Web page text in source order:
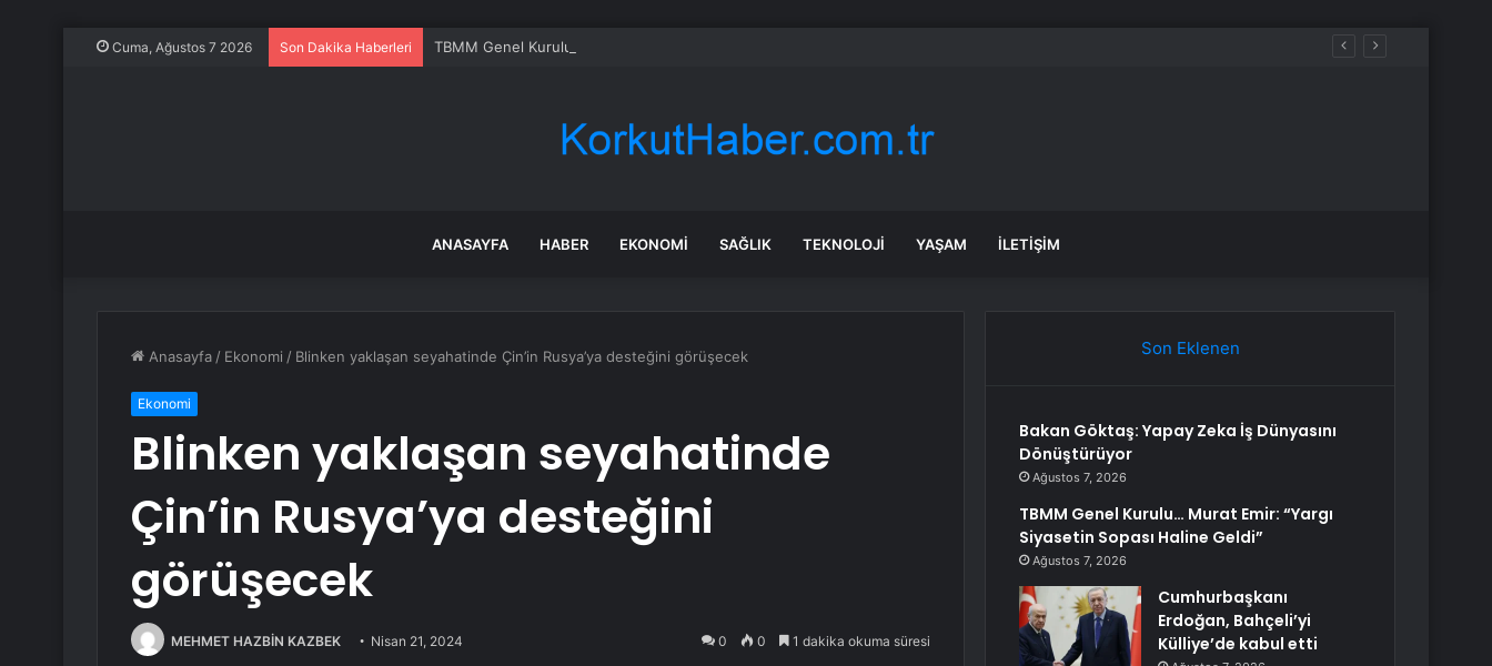
Cuma, Ağustos 7 2026 Son Dakika Haberleri TBMM Genel Kurulu… Murat Emir: “Yargı Siyasetin Sopası Haline Geldi”
ANASAYFA HABER EKONOMI SAĞLIK TEKNOLOJI YAŞAM İLETIŞIM
Anasayfa / Ekonomi / Blinken yaklaşan seyahatinde Çin’in Rusya’ya desteğini görüşecek
Ekonomi
Blinken yaklaşan seyahatinde
Çin’in Rusya’ya desteğini
görüşecek
MEHMET HAZBİN KAZBEK Nisan 21, 2024 0 0 1 dakika okuma süresi
Son Eklenen
Bakan Göktaş: Yapay Zeka İş Dünyasını
Dönüştürüyor
Ağustos 7, 2026
TBMM Genel Kurulu… Murat Emir: “Yargı
Siyasetin Sopası Haline Geldi”
Ağustos 7, 2026
Cumhurbaşkanı
Erdoğan, Bahçeli’yi
Külliye’de kabul etti